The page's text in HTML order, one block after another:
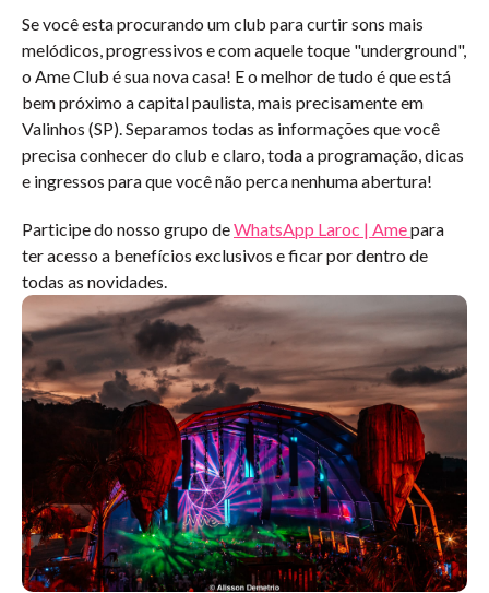
Se você esta procurando um club para curtir sons mais
melódicos, progressivos e com aquele toque "underground",
o Ame Club é sua nova casa! E o melhor de tudo é que está
bem próximo a capital paulista, mais precisamente em
Valinhos (SP). Separamos todas as informações que você
precisa conhecer do club e claro, toda a programação, dicas
e ingressos para que você não perca nenhuma abertura!
Participe do nosso grupo deWhatsApp Laroc | Amepara
ter acesso a benefícios exclusivos e ficar por dentro de
todas as novidades.